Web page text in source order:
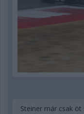
Steiner már csak öt